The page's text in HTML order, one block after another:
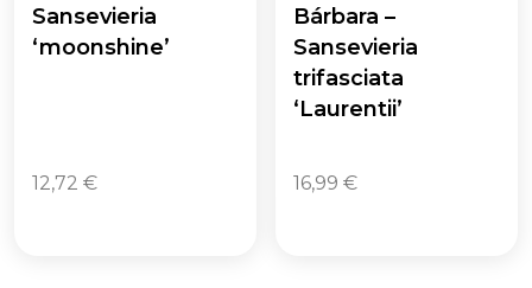
Sansevieria
‘moonshine’
12,72 €
Bárbara –
Sansevieria
trifasciata
‘Laurentii’
16,99€